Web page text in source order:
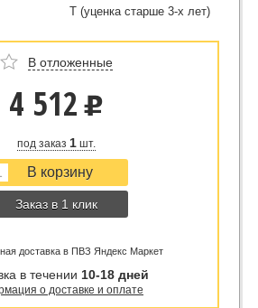
T (уценка старше 3-х лет)
В отложенные
4 512 u
под заказ 1шт.
Заказ в 1 клик
доставка в ПВЗ Яндекс Маркет
в течении 10-18 дней
о доставке и оплате